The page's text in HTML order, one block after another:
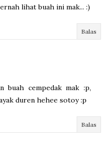
lihat buah ini mak... :)
Balas
buah cempedak mak :p,
duren hehee sotoy :p
Balas